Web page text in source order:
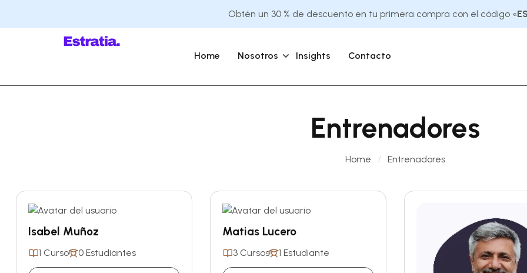
Obtén un 30 % de descuento en tu primera compra con el código «
Home Nosotros Insights Contacto
Entrenadores
Home Entrenadores
Isabel Muñoz
1 Curso 0 Estudiantes
Matias Lucero
3 Cursos 1 Estudiante